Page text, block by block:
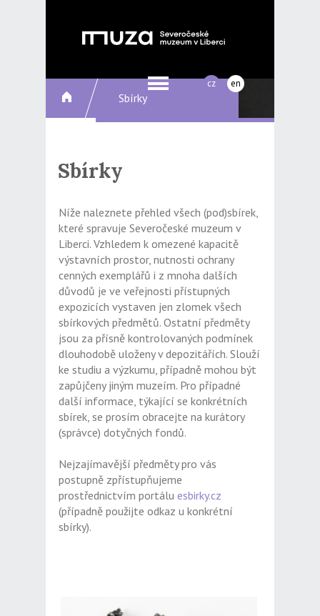
cz en
Sbírky
Sbírky
Níže naleznete přehled všech (pod)sbírek,
které spravuje Severočeské muzeum v
Liberci. Vzhledem k omezené kapacitě
výstavních prostor, nutnosti ochrany
cenných exemplářů i z mnoha dalších
důvodů je ve veřejnosti přístupných
expozicích vystaven jen zlomek všech
sbírkových předmětů. Ostatní předměty
jsou za přísně kontrolovaných podmínek
dlouhodobě uloženy v depozitářích. Slouží
ke studiu a výzkumu, případně mohou být
zapůjčeny jiným muzeím. Pro případné
další informace, týkající se konkrétních
sbírek, se prosím obracejte na kurátory
(správce) dotyčných fondů.
Nejzajímavější předměty pro vás
postupně zpřístupňujeme
prostřednictvím portálu esbirky.cz
(případně použijte odkaz u konkrétní
sbírky).